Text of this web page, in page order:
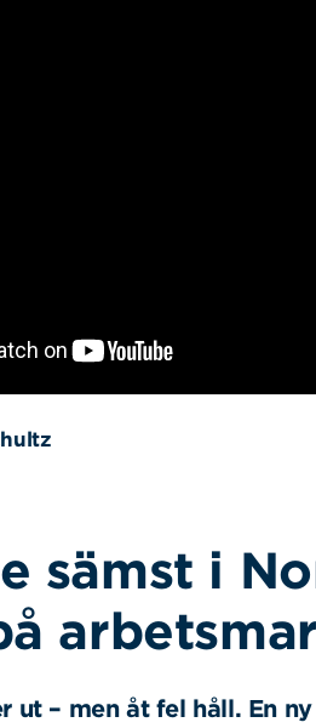
sämst i
ut – men åt fel håll. En